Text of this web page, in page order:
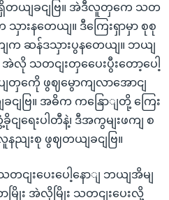
တယျခငျဗြ။ အဲဒီလူတှကေ သတ
ားနတေယျ။ ဒီကြေးရှာမှာ စုစု
ျက ဆန်ဒသှားပွနတေယျ။ ဘယျ
လို သတငျးတှပေေးပွီးတော့ပေါ့
ျတှကေို ဖွဈမွောကျလာအောငျ
ခငျဗြ။ အဓိက ကနြောျတို့ ကြေး
ျရေးပါတီနဲ့၊ ဒီအကွမျးဖကျ စ
ျးစု ဖွဈတယျခငျဗြ။
တငျးပေးပေါ့နောျ ဘယျအိမျ
း အဲလိုမြိုး သတငျးပေးလို့